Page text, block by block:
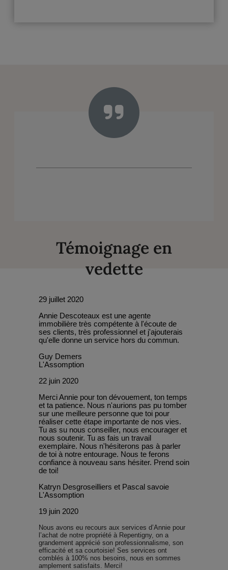
Témoignage en
vedette
29 juillet 2020
Annie Descoteaux est une agente
immobilière très compétente à l'écoute de
ses clients, très professionnel et j'ajouterais
qu'elle donne un service hors du commun.
Guy Demers
L'Assomption
22 juin 2020
Merci Annie pour ton dévouement, ton temps
et ta patience. Nous n'aurions pas pu tomber
sur une meilleure personne que toi pour
réaliser cette étape importante de nos vies.
Tu as su nous conseiller, nous encourager et
nous soutenir. Tu as fais un travail
exemplaire. Nous n'hésiterons pas à parler
de toi à notre entourage. Nous te ferons
confiance à nouveau sans hésiter. Prend soin
de toi!
Katryn Desgroseilliers et Pascal savoie
L'Assomption
19 juin 2020
Nous avons eu recours aux services d’Annie pour
l’achat de notre propriété à Repentigny, on a
grandement apprécié son professionnalisme, son
efficacité et sa courtoisie! Ses services ont
comblés à 100% nos besoins, nous en sommes
amplement satisfaits. Merci!